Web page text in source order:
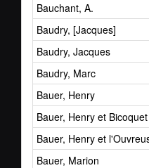
Bauchant, A.
Baudry, [Jacques]
Baudry, Jacques
Baudry, Marc
Bauer, Henry
Bauer, Henry et Bicoquet
Bauer, Henry et
Bauer, Marion